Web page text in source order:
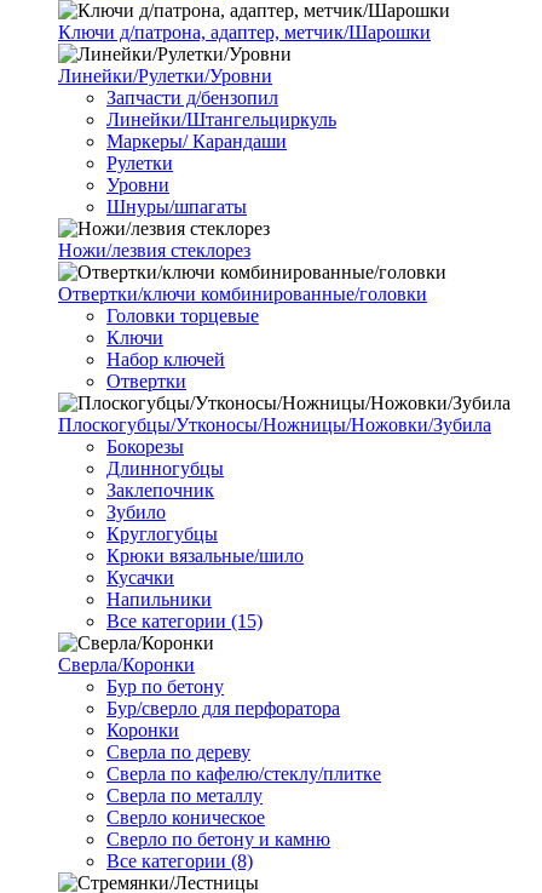
Ключи д/патрона, адаптер, метчик/Шарошки
Линейки/Рулетки/Уровни
Запчасти д/бензопил
Линейки/Штангельциркуль
Маркеры/ Карандаши
Рулетки
Уровни
Шнуры/шпагаты
Ножи/лезвия стеклорез
Отвертки/ключи комбинированные/головки
Головки торцевые
Ключи
Набор ключей
Отвертки
Плоскогубцы/Утконосы/Ножницы/Ножовки/Зубила
Бокорезы
Длинногубцы
Заклепочник
Зубило
Круглогубцы
Крюки вязальные/шило
Кусачки
Напильники
Все категории (15)
Сверла/Коронки
Бур по бетону
Бур/сверло для перфоратора
Коронки
Сверла по дереву
Сверла по кафелю/стеклу/плитке
Сверла по металлу
Сверло коническое
Сверло по бетону и камню
Все категории (8)